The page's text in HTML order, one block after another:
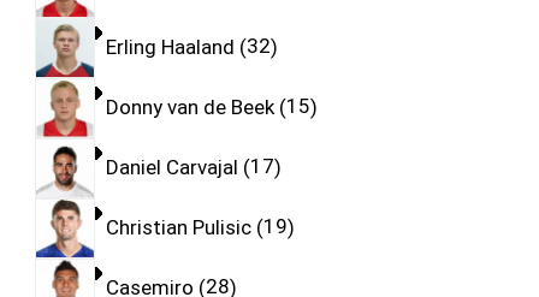
Erling Haaland 32
Donny van de Beek 15
Daniel Carvajal 17
Christian Pulisic 19
Casemiro 28